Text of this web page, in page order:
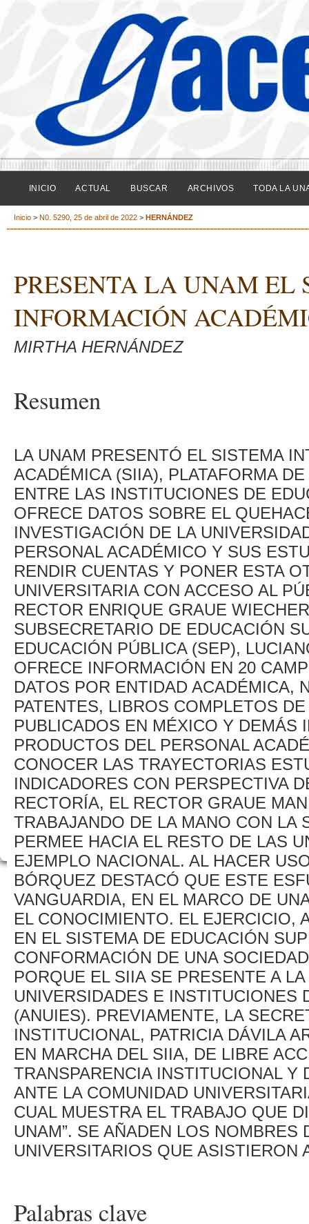
INICIO ACTUAL BUSCAR ARCHIVOS TODA LA
Inicio > N0. 5290, 25 de abril de 2022 > HERNÁNDEZ
PRESENTA LA UNAM EL
INFORMACIÓN
MIRTHA HERNÁNDEZ
Resumen
LA UNAM PRESENTÓ EL SISTEMA
ACADÉMICA (SIIA), PLATAFORMA
ENTRE LAS INSTITUCIONES DE
OFRECE DATOS SOBRE EL
INVESTIGACIÓN DE LA
PERSONAL ACADÉMICO Y SUS
RENDIR CUENTAS Y PONER ESTA
UNIVERSITARIA CON ACCESO AL
RECTOR ENRIQUE GRAUE
SUBSECRETARIO DE EDUCACIÓN
EDUCACIÓN PÚBLICA (SEP),
OFRECE INFORMACIÓN EN 20
DATOS POR ENTIDAD ACADÉMICA,
PATENTES, LIBROS COMPLETOS
PUBLICADOS EN MÉXICO Y DEMÁS
PRODUCTOS DEL PERSONAL
CONOCER LAS TRAYECTORIAS
INDICADORES CON PERSPECTIVA
RECTORÍA, EL RECTOR GRAUE
TRABAJANDO DE LA MANO CON LA
PERMEE HACIA EL RESTO DE LAS
EJEMPLO NACIONAL. AL HACER
BÓRQUEZ DESTACÓ QUE ESTE
VANGUARDIA, EN EL MARCO DE
EL CONOCIMIENTO. EL EJERCICIO,
EN EL SISTEMA DE EDUCACIÓN
CONFORMACIÓN DE UNA
PORQUE EL SIIA SE PRESENTE A
UNIVERSIDADES E INSTITUCIONES
(ANUIES). PREVIAMENTE, LA
INSTITUCIONAL, PATRICIA DÁVILA
EN MARCHA DEL SIIA, DE LIBRE
TRANSPARENCIA INSTITUCIONAL Y
ANTE LA COMUNIDAD
CUAL MUESTRA EL TRABAJO QUE
UNAM”. SE AÑADEN LOS NOMBRES
UNIVERSITARIOS QUE ASISTIERON
Palabras clave